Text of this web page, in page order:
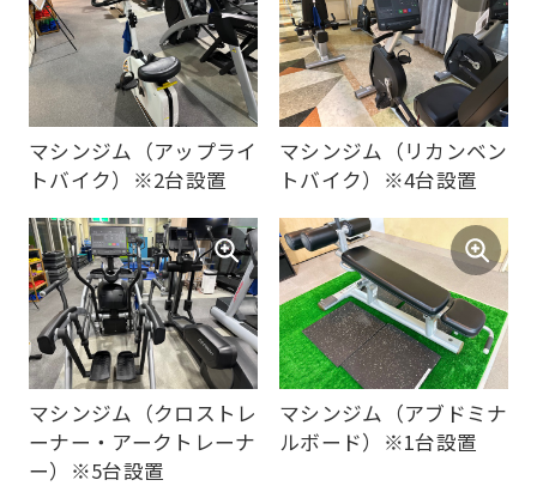
マシンジム（アップライ
トバイク）※2台設置
マシンジム（リカンベン
トバイク）※4台設置
マシンジム（クロストレ
ーナー・アークトレーナ
ー）※5台設置
マシンジム（アブドミナ
ルボード）※1台設置
(start
automatic
translation)
to
return
to
the
top
page.
However,
if
you